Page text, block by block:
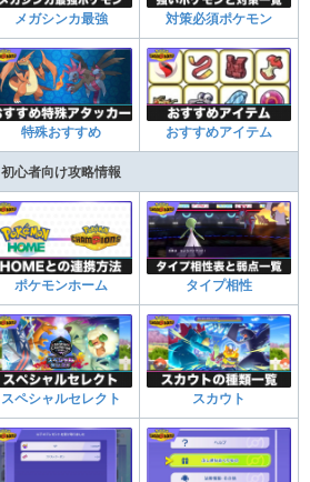
メガシンカ最強 対策必須ポケモン
特殊おすすめ おすすめアイテム
初心者向け攻略情報
ポケモンホーム タイプ相性
スペシャルセレクト スカウト